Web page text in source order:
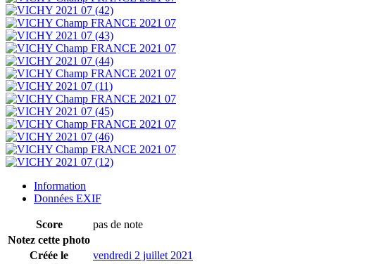
Information
Données EXIF
Score
pas de note
Notez cette photo
Créée le
vendredi 2 juillet 2021